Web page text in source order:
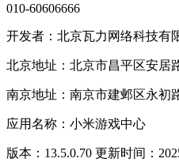
010-60606666
开发者：北京瓦力网络科技有
北京地址：北京市昌平区安居
南京地址：南京市建邺区永初
应用名称：小米游戏中心
版本：13.5.0.70 更新时间：